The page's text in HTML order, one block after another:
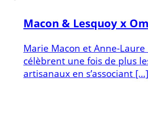
Macon & Lesquoy x
Marie Macon et Anne-Laure
célèbrent une fois de plus
artisanaux en s’associant […]